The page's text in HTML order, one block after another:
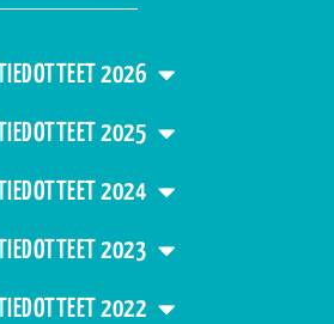
TIEDOTTEET 2026
TIEDOTTEET 2025
TIEDOTTEET 2024
TIEDOTTEET 2023
TIEDOTTEET 2022